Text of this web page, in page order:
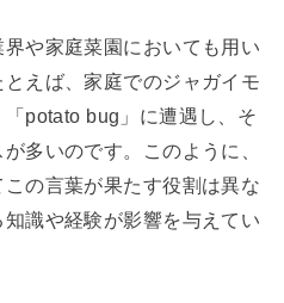
や家庭菜園においても用い
えば、家庭でのジャガイモ
potato bug」に遭遇し、そ
多いのです。このように、
の言葉が果たす役割は異な
識や経験が影響を与えてい